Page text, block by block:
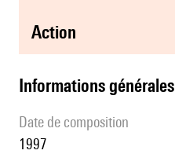
action
informations générales
date de composition
1997